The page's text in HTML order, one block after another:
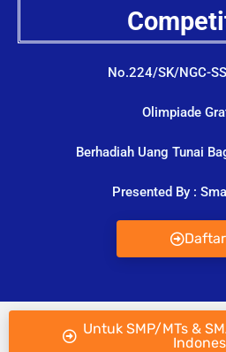
No.224/SK/NGC-
Olimpiade
Berhadiah Uang Tunai
Presented By :
Daftar
Untuk SMP/MTs &